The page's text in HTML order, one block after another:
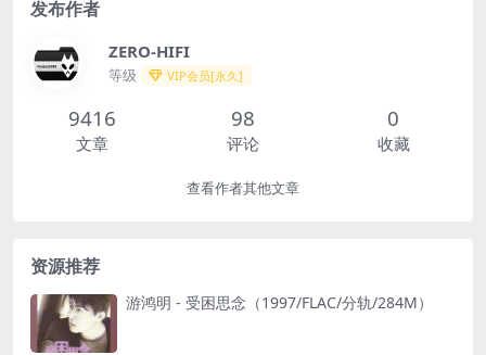
发布作者
ZERO-HIFI
等级 VIP会员[永久]
9416
文章
98
评论
0
收藏
查看作者其他文章
资源推荐
游鸿明 - 受困思念（1997/FLAC/分轨/284M）